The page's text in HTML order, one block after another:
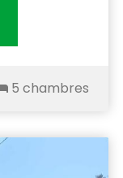
5 chambres